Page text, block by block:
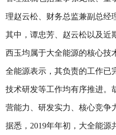
理赵云松、财务总监兼副总经
其中，谭忠芳、赵云松以及近
西玉均属于大全能源的核心技
全能源表示，其负责的工作已
技术研发等工作均有序推进。
营能力、研发实力、核心竞争
据悉，2019年年初，大全能源